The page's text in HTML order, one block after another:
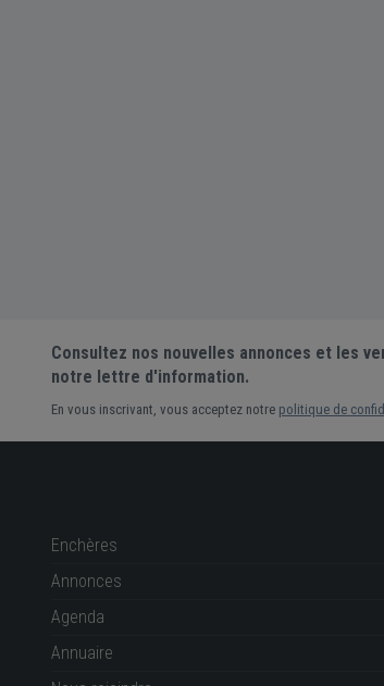
Consultez nos nouvelles annonces et les
notre lettre d'information.
En vous inscrivant, vous acceptez notre politique de
Enchères
Annonces
Agenda
Annuaire